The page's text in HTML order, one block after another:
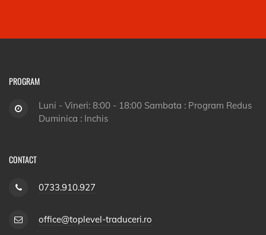
PROGRAM
Luni - Vineri: 8:00 - 18:00 Sambata : Program Redus
Duminica : Inchis
CONTACT
0733.910.927
office@toplevel-traduceri.ro